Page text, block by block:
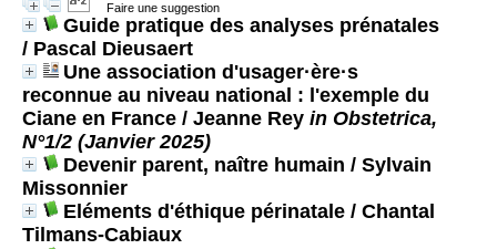
Faire une suggestion
Guide pratique des analyses prénatales
/ Pascal Dieusaert
Une association d'usager·ère·s
reconnue au niveau national : l'exemple du
Ciane en France / Jeanne Rey in Obstetrica,
N°1/2 (Janvier 2025)
Devenir parent, naître humain / Sylvain
Missonnier
Eléments d'éthique périnatale / Chantal
Tilmans-Cabiaux